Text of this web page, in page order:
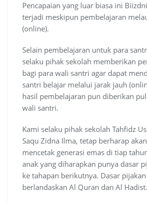
Pencapaian yang luar biasa ini
terjadi meskipun pembelajaran
(online).
Selain pembelajaran untuk para
selaku pihak sekolah memberikan
bagi para wali santri agar dapat
santri belajar melalui jarak jauh
hasil pembelajaran pun diberikan
wali santri.
Kami selaku pihak sekolah Tahfidz
Saqu Zidna Ilma, tetap berharap
mencetak generasi emas di tiap
anak yang diharapkan punya dasar
ke tahapan berikutnya. Dasar
berlandaskan Al Quran dan Al Hadist.